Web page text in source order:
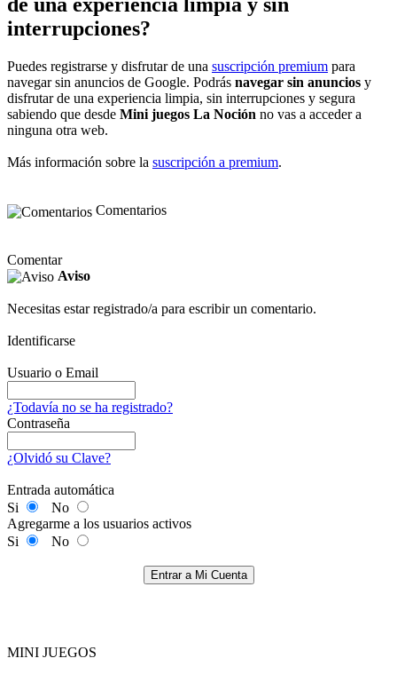
de una experiencia limpia y sin
interrupciones?
Puedes registrarse y disfrutar de una suscripción premium para
navegar sin anuncios de Google. Podrás navegar sin anuncios y
disfrutar de una experiencia limpia, sin interrupciones y segura
sabiendo que desde Mini juegos La Noción no vas a acceder a
ninguna otra web.
Más información sobre la suscripción a premium.
Comentarios
Comentar
Aviso
Necesitas estar registrado/a para escribir un comentario.
Identificarse
Usuario o Email
¿Todavía no se ha registrado?
Contraseña
¿Olvidó su Clave?
Entrada automática
Si
No
Agregarme a los usuarios activos
Si
No
Entrar a Mi Cuenta
MINI JUEGOS